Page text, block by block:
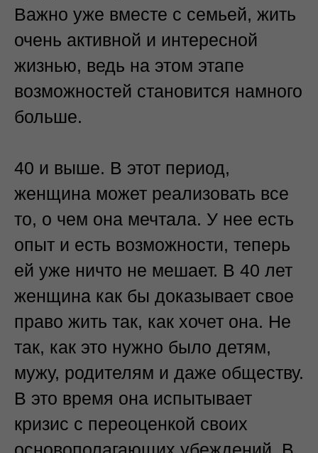
Важно уже вместе с семьей, жить
очень активной и интересной
жизнью, ведь на этом этапе
возможностей становится намного
больше.
40 и выше. В этот период,
женщина может реализовать все
то, о чем она мечтала. У нее есть
опыт и есть возможности, теперь
ей уже ничто не мешает. В 40 лет
женщина как бы доказывает свое
право жить так, как хочет она. Не
так, как это нужно было детям,
мужу, родителям и даже обществу.
В это время она испытывает
кризис с переоценкой своих